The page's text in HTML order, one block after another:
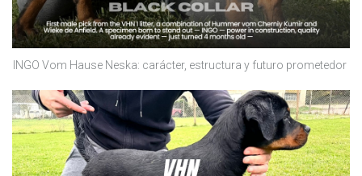
INGO Vom Hause Neska: carácter, estructura y futuro prometedor